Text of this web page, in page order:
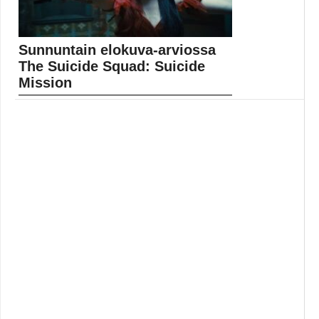
Sunnuntain elokuva-arviossa
The Suicide Squad: Suicide
Mission